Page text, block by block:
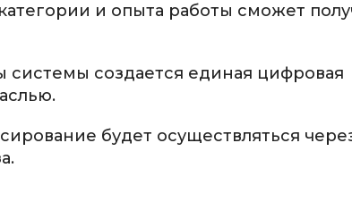
и опыта работы сможет
создается единая цифровая
будет осуществляться